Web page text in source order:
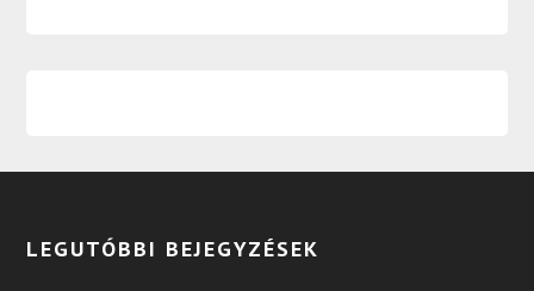
LEGUTÓBBI BEJEGYZÉSEK